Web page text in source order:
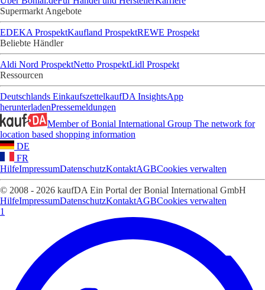
Supermarkt Angebote
EDEKA ProspektKaufland ProspektREWE Prospekt
Beliebte Händler
Aldi Nord ProspektNetto ProspektLidl Prospekt
Ressourcen
Deutschlands EinkaufszettelkaufDA InsightsApp
herunterladenPressemeldungen
Member of Bonial International Group The network for
location based shopping information
DE
FR
HilfeImpressumDatenschutzKontaktAGBCookies verwalten
© 2008 - 2026 kaufDA Ein Portal der Bonial International GmbH
HilfeImpressumDatenschutzKontaktAGBCookies verwalten
1